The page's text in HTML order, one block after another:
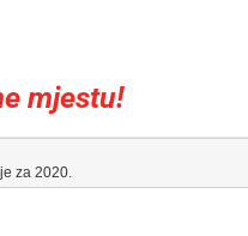
mjestu!
za 2020.